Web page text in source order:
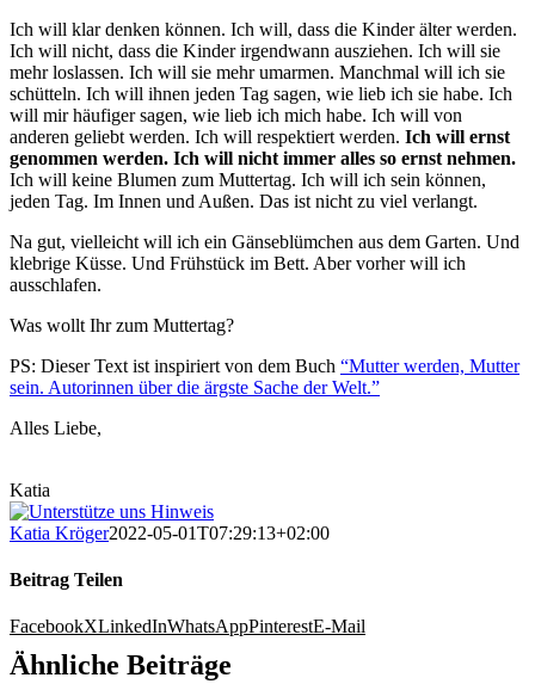
Ich will klar denken können. Ich will, dass die Kinder älter werden.
Ich will nicht, dass die Kinder irgendwann ausziehen. Ich will sie
mehr loslassen. Ich will sie mehr umarmen. Manchmal will ich sie
schütteln. Ich will ihnen jeden Tag sagen, wie lieb ich sie habe. Ich
will mir häufiger sagen, wie lieb ich mich habe. Ich will von
anderen geliebt werden. Ich will respektiert werden. Ich will ernst
genommen werden. Ich will nicht immer alles so ernst nehmen.
Ich will keine Blumen zum Muttertag. Ich will ich sein können,
jeden Tag. Im Innen und Außen. Das ist nicht zu viel verlangt.
Na gut, vielleicht will ich ein Gänseblümchen aus dem Garten. Und
klebrige Küsse. Und Frühstück im Bett. Aber vorher will ich
ausschlafen.
Was wollt Ihr zum Muttertag?
PS: Dieser Text ist inspiriert von dem Buch “Mutter werden, Mutter
sein. Autorinnen über die ärgste Sache der Welt.”
Alles Liebe,
Katia
Katia Kröger2022-05-01T07:29:13+02:00
Beitrag Teilen
FacebookXLinkedInWhatsAppPinterestE-Mail
Ähnliche Beiträge